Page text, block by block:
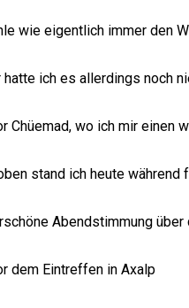
wie eigentlich immer den
hatte ich es allerdings noch
Chüemad, wo ich mir einen
stand ich heute während
Abendstimmung über
dem Eintreffen in Axalp